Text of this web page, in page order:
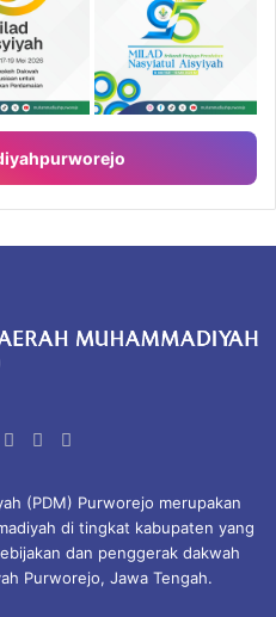
X YouTubeInstagram
(PDM) Purworejo merupakan
di tingkat kabupaten yang
dan penggerak dakwah
Purworejo, Jawa Tengah.